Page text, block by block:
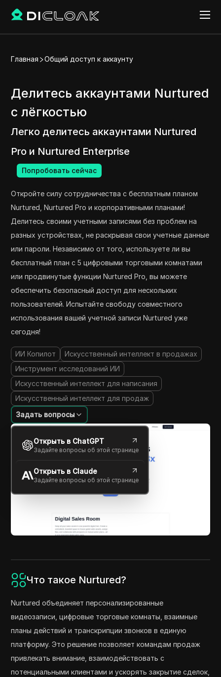
Главная Общий доступ к аккаунту
Делитесь аккаунтами Nurtured
с лёгкостью
Легко делитесь аккаунтами Nurtured
Pro и Nurtured Enterprise
Попробовать сейчас
Откройте силу сотрудничества с бесплатным планом
Nurtured, Nurtured Pro и корпоративными планами!
Делитесь своими учетными записями без проблем на
разных устройствах, не раскрывая свои учетные данные
или пароли. Независимо от того, используете ли вы
бесплатный план с 5 цифровыми торговыми комнатами
или продвинутые функции Nurtured Pro, вы можете
обеспечить безопасный доступ для нескольких
пользователей. Испытайте свободу совместного
использования вашей учетной записи Nurtured уже
сегодня!
ИИ Копилот
Искусственный интеллект в продажах
Инструмент исследований ИИ
Искусственный интеллект для написания
Искусственный интеллект для продаж
Задать вопросы
Открыть в ChatGPT
Задайте вопросы об этой странице
Открыть в Claude
Задайте вопросы об этой странице
Что такое Nurtured?
Nurtured объединяет персонализированные
видеозаписи, цифровые торговые комнаты, взаимные
планы действий и транскрипции звонков в единую
платформу. Это решение позволяет командам продаж
привлекать внимание, взаимодействовать с
потенциальными клиентами и ускорять закрытие сделок,